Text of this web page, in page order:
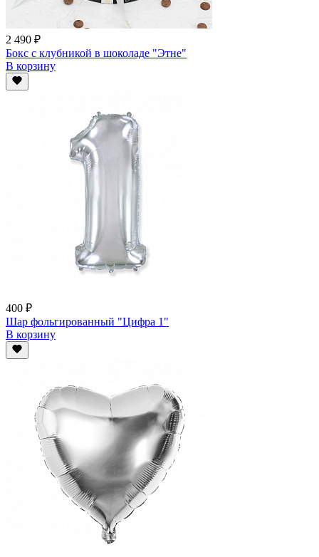
2 490 ₽
Бокс с клубникой в шоколаде "Этне"
В корзину
400 ₽
Шар фольгированный "Цифра 1"
В корзину